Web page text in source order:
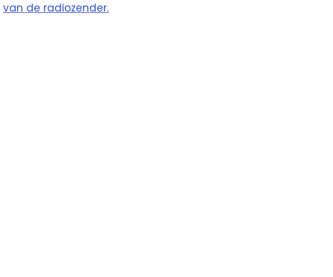
van de radiozender.